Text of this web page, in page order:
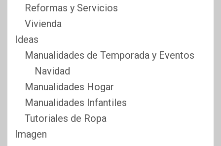
Reformas y Servicios
Vivienda
Ideas
Manualidades de Temporada y Eventos
Navidad
Manualidades Hogar
Manualidades Infantiles
Tutoriales de Ropa
Imagen